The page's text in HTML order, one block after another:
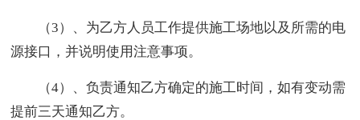
（3）、为乙方人员工作提供施工场地以及所需的电
源接口，并说明使用注意事项。
（4）、负责通知乙方确定的施工时间，如有变动需
提前三天通知乙方。